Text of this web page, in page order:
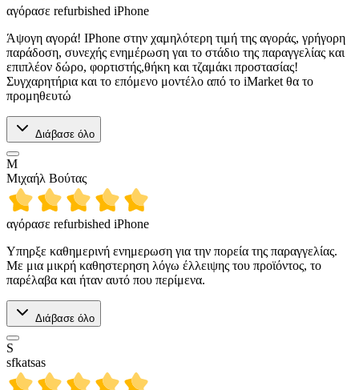
αγόρασε refurbished iPhone
Άψογη αγορά! IPhone στην χαμηλότερη τιμή της αγοράς, γρήγορη
παράδοση, συνεχής ενημέρωση γαι το στάδιο της παραγγελίας και
επιπλέον δώρο, φορτιστής,θήκη και τζαμάκι προστασίας!
Συγχαρητήρια και το επόμενο μοντέλο από το iMarket θα το
προμηθευτώ
Διάβασε όλο
Μ
Μιχαήλ Βούτας
αγόρασε refurbished iPhone
Υπηρξε καθημερινή ενημερωση για την πορεία της παραγγελίας.
Με μια μικρή καθηστερηση λόγω έλλειψης του προϊόντος, το
παρέλαβα και ήταν αυτό που περίμενα.
Διάβασε όλο
S
sfkatsas